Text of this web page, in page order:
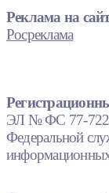
Реклама на
Росреклама
ЭЛ № ФС 77-
Федеральной